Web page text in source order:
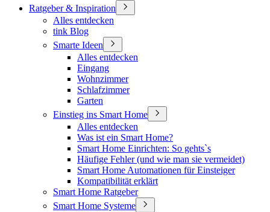
Ratgeber & Inspiration
Alles entdecken
tink Blog
Smarte Ideen
Alles entdecken
Eingang
Wohnzimmer
Schlafzimmer
Garten
Einstieg ins Smart Home
Alles entdecken
Was ist ein Smart Home?
Smart Home Einrichten: So gehts`s
Häufige Fehler (und wie man sie vermeidet)
Smart Home Automationen für Einsteiger
Kompatibilität erklärt
Smart Home Ratgeber
Smart Home Systeme